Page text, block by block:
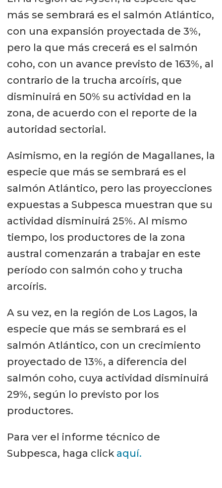
más se sembrará es el salmón Atlántico,
con una expansión proyectada de 3%,
pero la que más crecerá es el salmón
coho, con un avance previsto de 163%, al
contrario de la trucha arcoíris, que
disminuirá en 50% su actividad en la
zona, de acuerdo con el reporte de la
autoridad sectorial.
Asimismo, en la región de Magallanes, la
especie que más se sembrará es el
salmón Atlántico, pero las proyecciones
expuestas a Subpesca muestran que su
actividad disminuirá 25%. Al mismo
tiempo, los productores de la zona
austral comenzarán a trabajar en este
período con salmón coho y trucha
arcoíris.
A su vez, en la región de Los Lagos, la
especie que más se sembrará es el
salmón Atlántico, con un crecimiento
proyectado de 13%, a diferencia del
salmón coho, cuya actividad disminuirá
29%, según lo previsto por los
productores.
Para ver el informe técnico de
Subpesca, haga click aquí.